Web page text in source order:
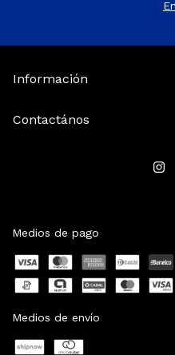
Información
Contactános
Medios de pago
Medios de envío